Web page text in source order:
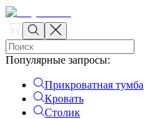
Популярные запросы:
Прикроватная тумба
Кровать
Столик